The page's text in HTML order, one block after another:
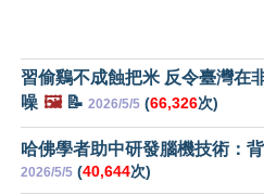
習偷鷄不成蝕把米 反令臺灣在
噪 🖼️📝 2026/5/5 (66,326次)
哈佛學者助中研發腦機技術：
2026/5/5 (40,644次)